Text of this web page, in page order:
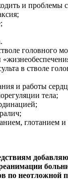
и проблемы
головного
в стволе
и работы
тела;
глотанием и
по неотложной